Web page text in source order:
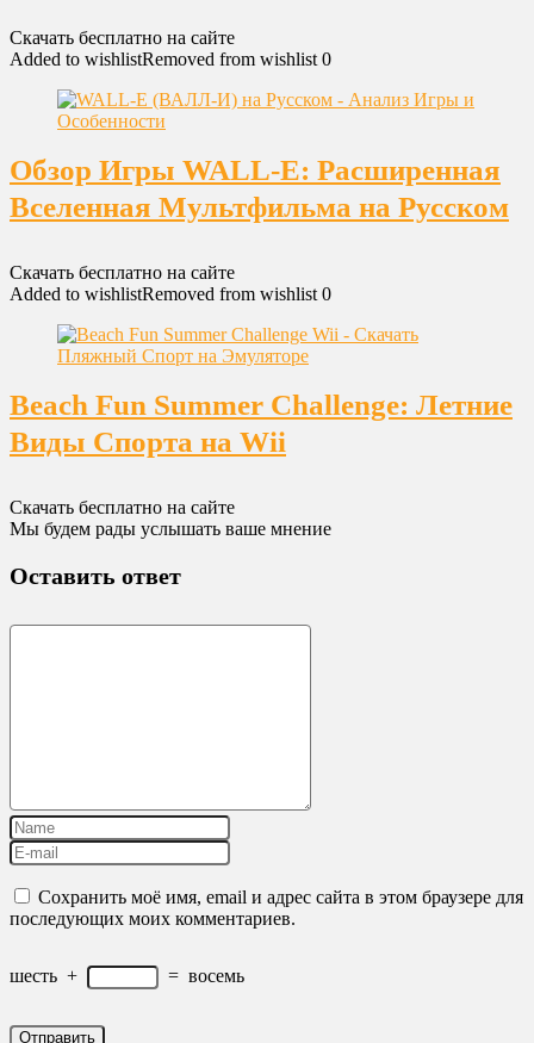
Скачать бесплатно на сайте
Added to wishlistRemoved from wishlist 0
Обзор Игры WALL-E: Расширенная
Вселенная Мультфильма на Русском
Скачать бесплатно на сайте
Added to wishlistRemoved from wishlist 0
Beach Fun Summer Challenge: Летние
Виды Спорта на Wii
Скачать бесплатно на сайте
Мы будем рады услышать ваше мнение
Оставить ответ
Сохранить моё имя, email и адрес сайта в этом браузере для
последующих моих комментариев.
шесть + = восемь